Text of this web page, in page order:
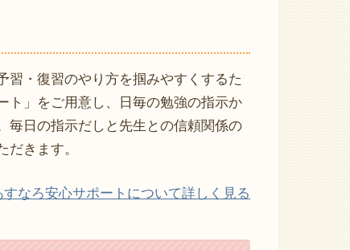
習・復習のやり方を掴みやすくするた
ト」をご用意し、日毎の勉強の指示か
毎日の指示だしと先生との信頼関係の
だきます。
すなろ安心サポートについて詳しく見る